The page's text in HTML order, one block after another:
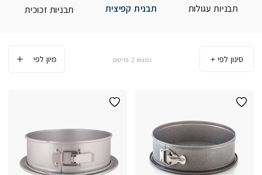
תבניות זכוכית תבנית קפיצית תבניות עגולות
סינון לפי 2 פריטים